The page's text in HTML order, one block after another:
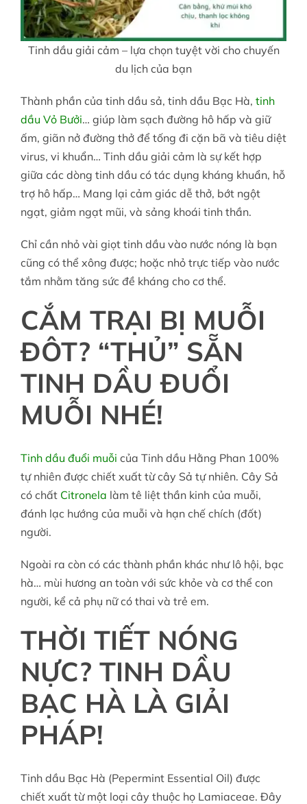
Tinh dầu giải cảm – lựa chọn tuyệt vời cho chuyến
du lịch của bạn
Thành phần của tinh dầu sả, tinh dầu Bạc Hà, tinh
dầu Vỏ Bưởi… giúp làm sạch đường hô hấp và giữ
ấm, giãn nở đường thở để tống đi cặn bã và tiêu diệt
virus, vi khuẩn… Tinh dầu giải cảm là sự kết hợp
giữa các dòng tinh dầu có tác dụng kháng khuẩn, hỗ
trợ hô hấp… Mang lại cảm giác dễ thở, bớt ngột
ngạt, giảm ngạt mũi, và sảng khoái tinh thần.
Chỉ cần nhỏ vài giọt tinh dầu vào nước nóng là bạn
cũng có thể xông được; hoặc nhỏ trực tiếp vào nước
tắm nhằm tăng sức đề kháng cho cơ thể.
CẮM TRẠI BỊ MUỖI
ĐÔT? “THỦ” SẴN
TINH DẦU ĐUỔI
MUỖI NHÉ!
Tinh dầu đuổi muỗi của Tinh dầu Hằng Phan 100%
tự nhiên được chiết xuất từ cây Sả tự nhiên. Cây Sả
có chất Citronela làm tê liệt thần kinh của muỗi,
đánh lạc hướng của muỗi và hạn chế chích (đốt)
người.
Ngoài ra còn có các thành phần khác như lô hội, bạc
hà… mùi hương an toàn với sức khỏe và cơ thể con
người, kể cả phụ nữ có thai và trẻ em.
THỜI TIẾT NÓNG
NỰC? TINH DẦU
BẠC HÀ LÀ GIẢI
PHÁP!
Tinh dầu Bạc Hà (Pepermint Essential Oil) được
chiết xuất từ một loại cây thuộc họ Lamiaceae. Đây